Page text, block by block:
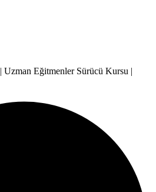
| Uzman Eğitmenler Sürücü Kursu |